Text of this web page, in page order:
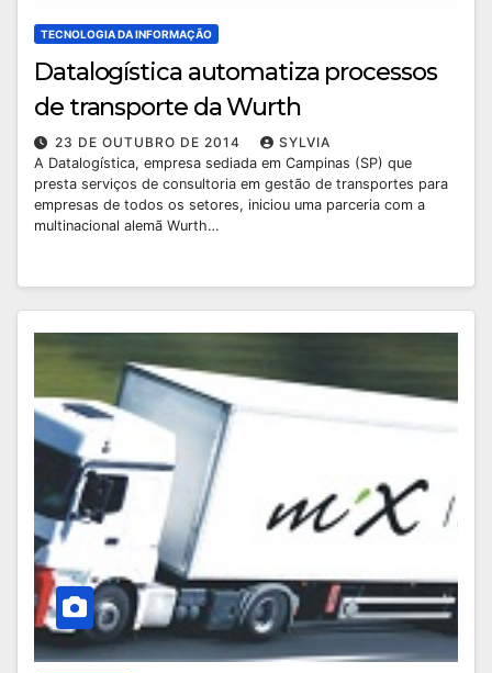
TECNOLOGIA DA INFORMAÇÃO
Datalogística automatiza processos
de transporte da Wurth
23 DE OUTUBRO DE 2014
SYLVIA
A Datalogística, empresa sediada em Campinas (SP) que
presta serviços de consultoria em gestão de transportes para
empresas de todos os setores, iniciou uma parceria com a
multinacional alemã Wurth…